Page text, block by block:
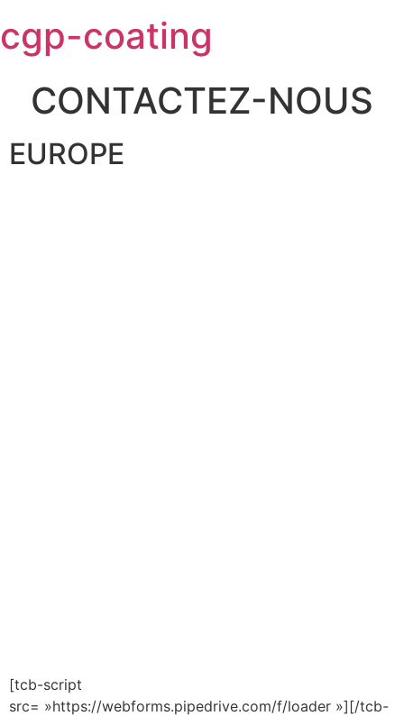
to
content
cgp-coating
CONTACTEZ-NOUS
EUROPE
[tcb-script
src= »https://webforms.pipedrive.com/f/loader »][/tcb-